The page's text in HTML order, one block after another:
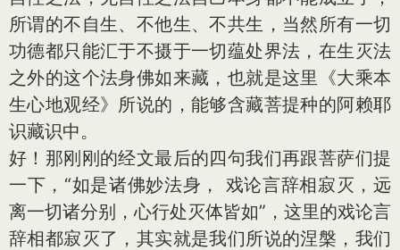
所谓的不自生、不他生、不共生，当然所有一切
功德都只能汇于不摄于一切蕴处界法，在生灭法
之外的这个法身佛如来藏，也就是这里《大乘本
生心地观经》所说的，能够含藏菩提种的阿赖耶
识藏识中。
好！那刚刚的经文最后的四句我们再跟菩萨们提
一下，“如是诸佛妙法身， 戏论言辞相寂灭，远
离一切诸分别，心行处灭体皆如”，这里的戏论言
辞相都寂灭了，其实就是我们所说的涅槃，我们